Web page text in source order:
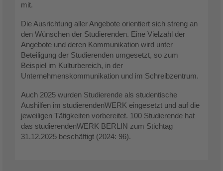
mit.
Die Ausrichtung aller Angebote orientiert sich streng an
den Wünschen der Studierenden. Eine Vielzahl der
Angebote und deren Kommunikation wird unter
Beteiligung der Studierenden umgesetzt, so zum
Beispiel im Kulturbereich, in der
Unternehmenskommunikation und im Schreibzentrum.
Auch 2025 wurden Studierende als studentische
Aushilfen im studierendenWERK eingesetzt und auf die
jeweiligen Tätigkeiten vorbereitet. 100 Studierende hat
das studierendenWERK BERLIN zum Stichtag
31.12.2025 beschäftigt (2024: 96).